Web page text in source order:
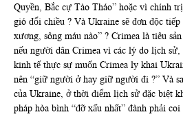
Quyền, Bắc cự Tào Tháo” hoặc vì chính
gió đổi chiều ? Và Ukraine sẽ đơn độc
xương, sông máu nào” ? Crimea là tiêu
nếu người dân Crimea vì các lý do lịch
kinh tế thực sự muốn Crimea ly khai
nên “giữ người ở hay giữ người đi ?” Và
của Ukraine, ở thời điểm lịch sử đặc biệt
pháp hòa bình “đỡ xấu nhất” đành phải